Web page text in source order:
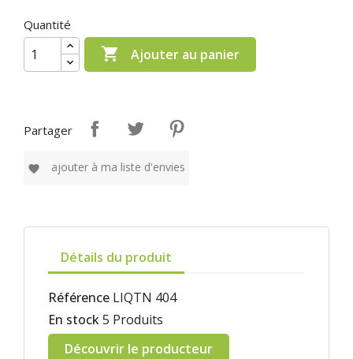
Quantité
 Ajouter au panier
Partager
favorite ajouter à ma liste d'envies
Détails du produit
Référence LIQTN 404
En stock5 Produits
Découvrir le producteur